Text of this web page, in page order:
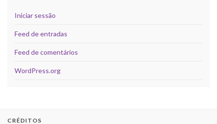
Iniciar sessão
Feed de entradas
Feed de comentários
WordPress.org
CRÉDITOS